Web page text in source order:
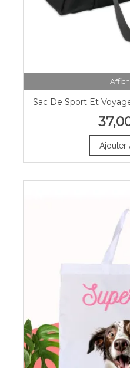
Sac De Sport Et
Grand
Ajouter